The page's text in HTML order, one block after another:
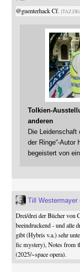
@guenterhackCf.
Tolkien-
anderen
Die Leidenschaft
der Ringe“-Autor
begeistert von
Till Westermayer
Drei/drei der Bücher von
beeindruckend - und alle
gibt (Hybris v.a.) sehr
fic mystery), Notes from
(2025/~space opera).